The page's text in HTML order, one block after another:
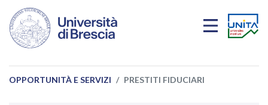
Salta al contenuto principale
OPPORTUNITÀ E SERVIZI PRESTITI FIDUCIARI